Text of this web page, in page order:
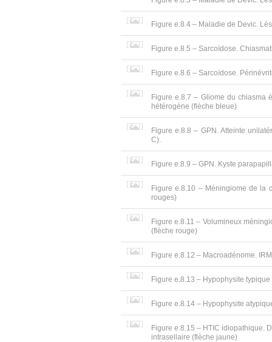
Figure e.8.4 – Maladie de Devic.
Figure e.8.5 – Sarcoïdose.
Figure e.8.6 – Sarcoïdose.
Figure e.8.7 – Gliome du chiasma
hétérogène (flèche bleue)
Figure e.8.8 – GPN. Atteinte
C).
Figure e.8.9 – GPN. Kyste
Figure e.8.10 – Méningiome de la
rouges)
Figure e.8.11 – Volumineux
(flèche rouge)
Figure e.8.12 – Macroadénome.
Figure e.8.13 – Hypophysite
Figure e.8.14 – Hypophysite
Figure e.8.15 – HTIC idiopathique.
intrasellaire (flèche jaune)